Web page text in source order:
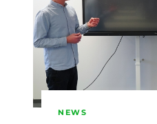
NEWS